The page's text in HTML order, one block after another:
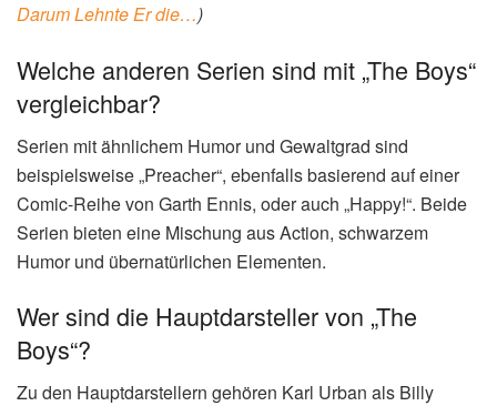
Darum Lehnte Er die…)
Welche anderen Serien sind mit „The Boys“
vergleichbar?
Serien mit ähnlichem Humor und Gewaltgrad sind
beispielsweise „Preacher“, ebenfalls basierend auf einer
Comic-Reihe von Garth Ennis, oder auch „Happy!“. Beide
Serien bieten eine Mischung aus Action, schwarzem
Humor und übernatürlichen Elementen.
Wer sind die Hauptdarsteller von „The
Boys“?
Zu den Hauptdarstellern gehören Karl Urban als Billy